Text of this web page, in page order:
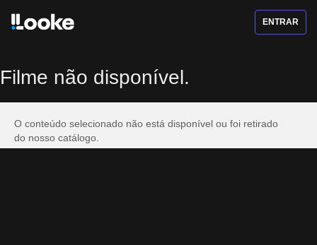
ENTRAR
Filme não disponível.
O conteúdo selecionado não está disponível ou foi retirado
do nosso catálogo.